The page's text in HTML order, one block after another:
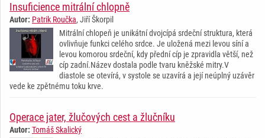
Insuficience mitrální chlopně
Autor: Patrik Roučka, Jiří Škorpil
Mitrální chlopeň je unikátní dvojcípá srdeční struktura, která
ovlivňuje funkci celého srdce. Je uložená mezi levou síní a
levou komorou srdeční, kdy přední cíp je zpravidla větší, než
cíp zadní.Název dostala podle tvaru kněžské mitry.V
diastole se otevírá, v systole se uzavírá a její neúplný uzávěr
vede ke zpětnému toku krve.
Operace jater, žlučových cest a žlučníku
Autor: Tomáš Skalický